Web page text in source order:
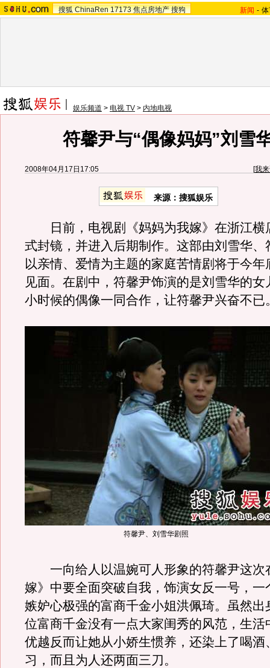
搜狐 ChinaRen 17173 焦点房地产 搜狗 新闻 -
娱乐频道 > 电视 TV > 内地电视
符馨尹与“偶像妈妈”刘雪
2008年04月17日17:05 [我
来源：搜狐娱乐
日前，电视剧《妈妈为我嫁》在浙江横
式封镜，并进入后期制作。这部由刘雪华、
以亲情、爱情为主题的家庭苦情剧将于今年
见面。在剧中，符馨尹饰演的是刘雪华的女
小时候的偶像一同合作，让符馨尹兴奋不已
符馨尹、刘雪华剧照
一向给人以温婉可人形象的符馨尹这次
嫁》中要全面突破自我，饰演女反一号，一
嫉妒心极强的富商千金小姐洪佩琦。虽然出
位富商千金没有一点大家闺秀的风范，生活
优越反而让她从小娇生惯养，还染上了喝酒
习，而且为人还两面三刀。